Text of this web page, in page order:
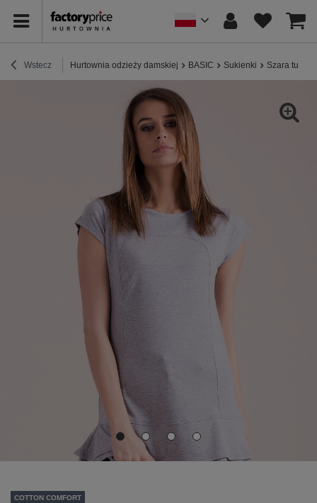
Wstecz Hurtownia odzieży damskiej BASIC Sukienki Szara
COTTON COMFORT